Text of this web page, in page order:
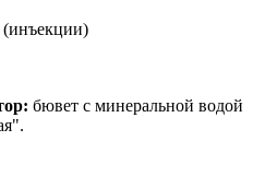
бювет с минеральной водой